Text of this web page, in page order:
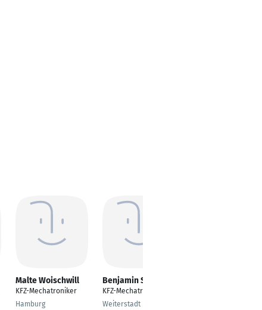
Malte Woischwill
KFZ-Mechatroniker
Hamburg
Benjamin Spieß
KFZ-Mechatroniker
Weiterstadt